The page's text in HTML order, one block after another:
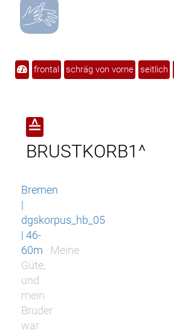
frontal schräg von vorne seitlich
≙
BRUSTKORB1^
Bremen
|
dgskorpus_hb_05
| 46-
60m
Meine
Güte,
und
mein
Bruder
war